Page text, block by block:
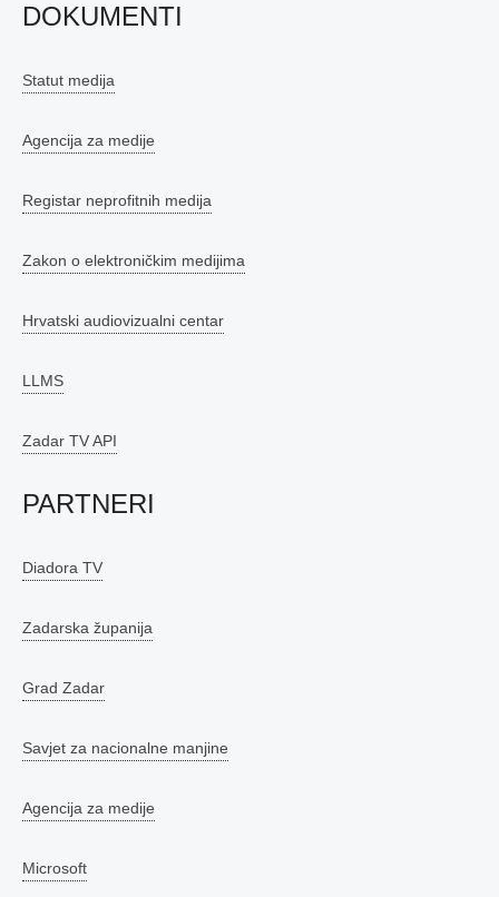
DOKUMENTI
Statut medija
Agencija za medije
Registar neprofitnih medija
Zakon o elektroničkim medijima
Hrvatski audiovizualni centar
LLMS
Zadar TV API
PARTNERI
Diadora TV
Zadarska županija
Grad Zadar
Savjet za nacionalne manjine
Agencija za medije
Microsoft